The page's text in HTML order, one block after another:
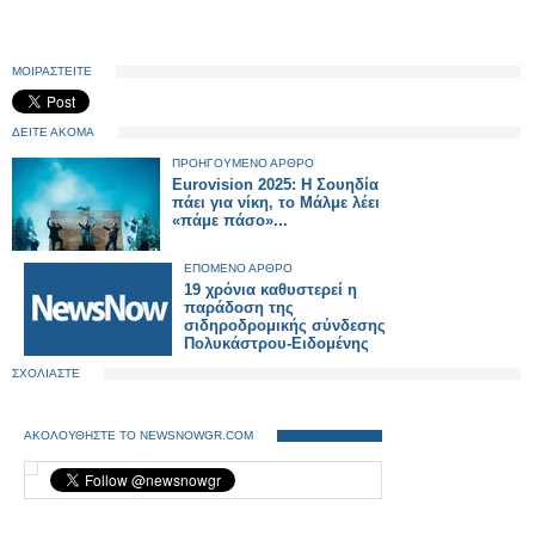
ΜΟΙΡΑΣΤΕΙΤΕ
ΔΕΙΤΕ ΑΚΟΜΑ
ΠΡΟΗΓΟΥΜΕΝΟ ΑΡΘΡΟ
Eurovision 2025: Η Σουηδία
πάει για νίκη, το Μάλμε λέει
«πάμε πάσο»...
ΕΠΟΜΕΝΟ ΑΡΘΡΟ
19 χρόνια καθυστερεί η
παράδοση της
σιδηροδρομικής σύνδεσης
Πολυκάστρου-Ειδομένης
ΣΧΟΛΙΑΣΤΕ
ΑΚΟΛΟΥΘΗΣΤΕ ΤΟ NEWSNOWGR.COM